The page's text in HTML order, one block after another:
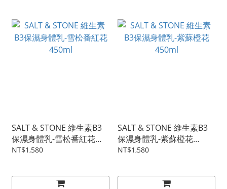
SALT & STONE 維生素B3
保濕身體乳-雪松番紅花
450ml
NT$1,580
SALT & STONE 維生素B3
保濕身體乳-紫蘇橙花
450ml
NT$1,580